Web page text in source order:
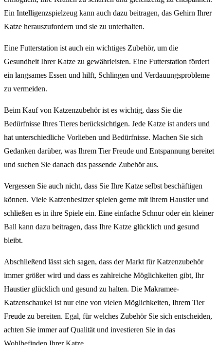
Ein Intelligenzspielzeug kann auch dazu beitragen, das Gehirn Ihrer
Katze herauszufordern und sie zu unterhalten.
Eine Futterstation ist auch ein wichtiges Zubehör, um die
Gesundheit Ihrer Katze zu gewährleisten. Eine Futterstation fördert
ein langsames Essen und hilft, Schlingen und Verdauungsprobleme
zu vermeiden.
Beim Kauf von Katzenzubehör ist es wichtig, dass Sie die
Bedürfnisse Ihres Tieres berücksichtigen. Jede Katze ist anders und
hat unterschiedliche Vorlieben und Bedürfnisse. Machen Sie sich
Gedanken darüber, was Ihrem Tier Freude und Entspannung bereitet
und suchen Sie danach das passende Zubehör aus.
Vergessen Sie auch nicht, dass Sie Ihre Katze selbst beschäftigen
können. Viele Katzenbesitzer spielen gerne mit ihrem Haustier und
schließen es in ihre Spiele ein. Eine einfache Schnur oder ein kleiner
Ball kann dazu beitragen, dass Ihre Katze glücklich und gesund
bleibt.
Abschließend lässt sich sagen, dass der Markt für Katzenzubehör
immer größer wird und dass es zahlreiche Möglichkeiten gibt, Ihr
Haustier glücklich und gesund zu halten. Die Makramee-
Katzenschaukel ist nur eine von vielen Möglichkeiten, Ihrem Tier
Freude zu bereiten. Egal, für welches Zubehör Sie sich entscheiden,
achten Sie immer auf Qualität und investieren Sie in das
Wohlbefinden Ihrer Katze.